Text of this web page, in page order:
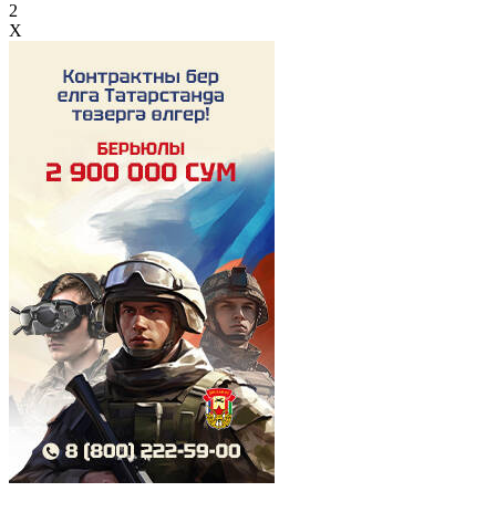
2
X